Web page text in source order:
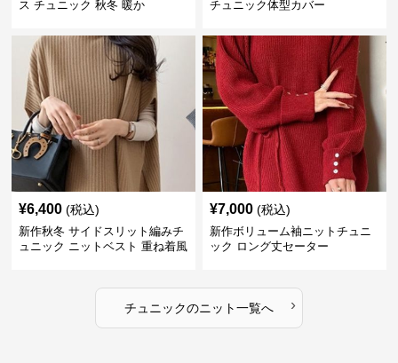
ス チュニック 秋冬 暖か
チュニック体型カバー
¥6,400 (税込)
新作秋冬 サイドスリット編みチ
ュニック ニットベスト 重ね着風
¥7,000 (税込)
新作ボリューム袖ニットチュニ
ック ロング丈セーター
チュニックのニット一覧へ ›